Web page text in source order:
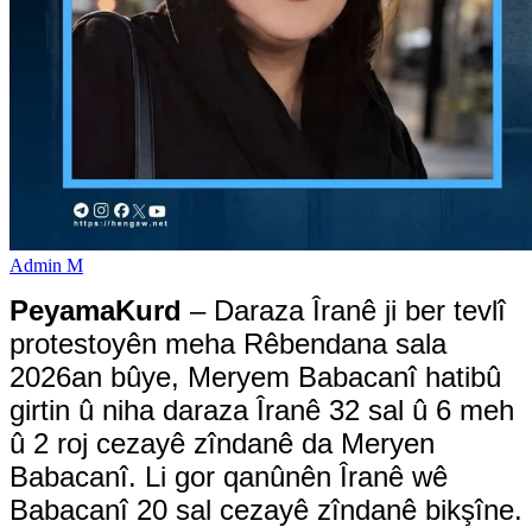
Admin M
PeyamaKurd – Daraza Îranê ji ber tevlî
protestoyên meha Rêbendana sala
2026an bûye, Meryem Babacanî hatibû
girtin û niha daraza Îranê 32 sal û 6 meh
û 2 roj cezayê zîndanê da Meryen
Babacanî. Li gor qanûnên Îranê wê
Babacanî 20 sal cezayê zîndanê bikşîne.